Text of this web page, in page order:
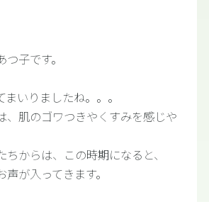
子です。
いりましたね。。。
、肌のゴワつきやくすみを感じや
からは、この時期になると、
が入ってきます。